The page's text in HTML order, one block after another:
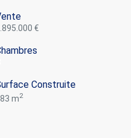
1.895.000 €
Construite
183 m2